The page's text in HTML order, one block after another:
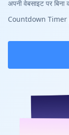
अपनी वेबसाइट पर
Countdown Timer